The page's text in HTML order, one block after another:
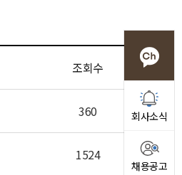
조회수
360
1524
회사소식
채용공고